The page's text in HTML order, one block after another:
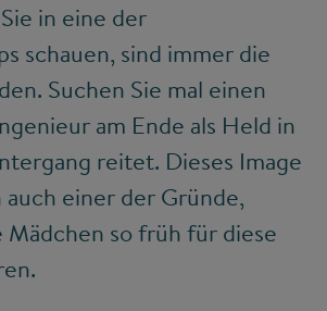
in eine der
schauen, sind immer die
Suchen Sie mal einen
am Ende als Held in
reitet. Dieses Image
einer der Gründe,
Mädchen so früh für diese